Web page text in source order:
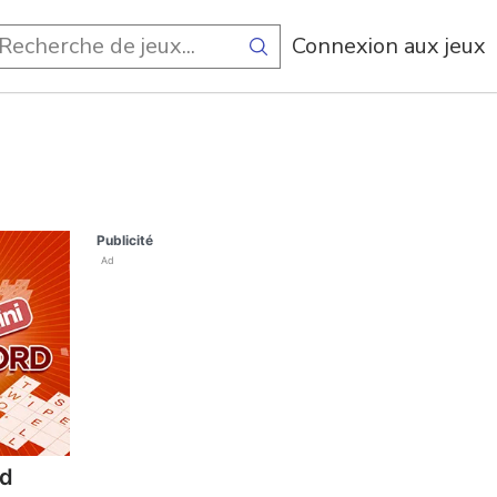
Connexion aux jeux
Publicité
Ad